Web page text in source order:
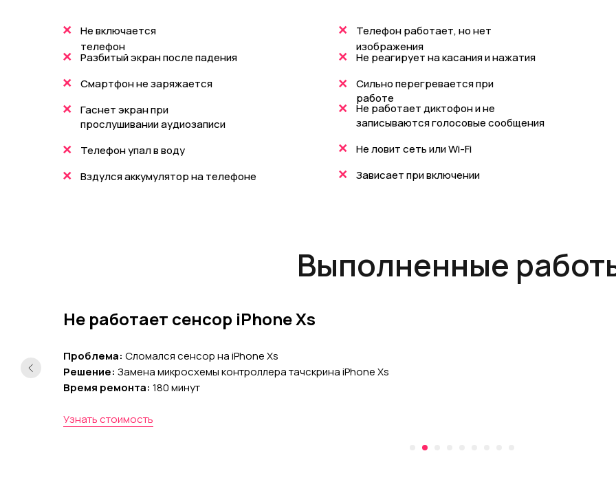
+Не включается
телефон
+Разбитый экран после падения
+Смартфон не заряжается
+Гаснет экран при
прослушивании аудиозаписи
+Телефон упал в воду
+Телефон работает, но нет
изображения
+Не реагирует на касания и нажатия
+Сильно перегревается при
работе
+Не работает диктофон и не
записываются голосовые сообщения
+Не ловит сеть или Wi-Fi
+Зависает при включении
+Вздулся аккумулятор на телефоне
Выполненные
Не работает сенсор iPhone Xs
Проблема: Сломался сенсор на iPhone Xs
Решение: Замена микросхемы контроллера тачскрина iPhone Xs
Время ремонта: 180 минут
Узнать стоимость